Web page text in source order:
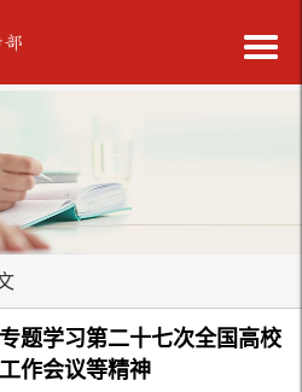
题学习第二十七次全国高校
作会议等精神